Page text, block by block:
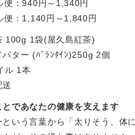
便：940円～1,340円
便：1,140円～1,840円
100g 1袋(屋久島紅茶)
バター (ﾊﾞﾗﾝﾀｲﾝ)250g 2個
ル 1本
送
であなたの健康を支えます
いう言葉から「太りそう、体